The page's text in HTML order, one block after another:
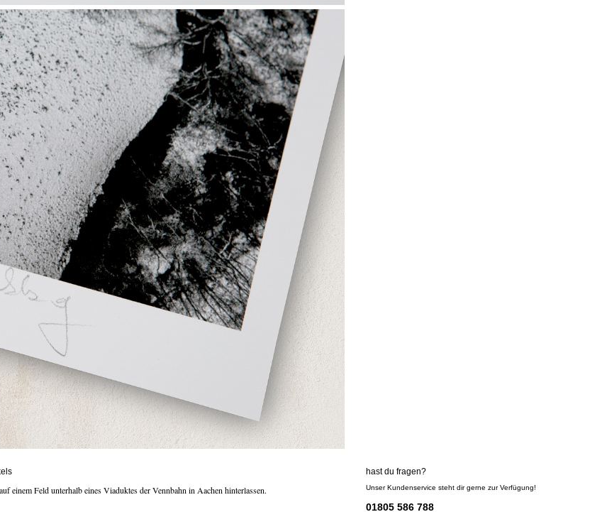
einem Feld unterhalb eines Viaduktes der Vennbahn in Aachen hinterlassen.
hast du fragen?
Unser Kundenservice steht dir gerne zur Verfügung!
01805 586 788